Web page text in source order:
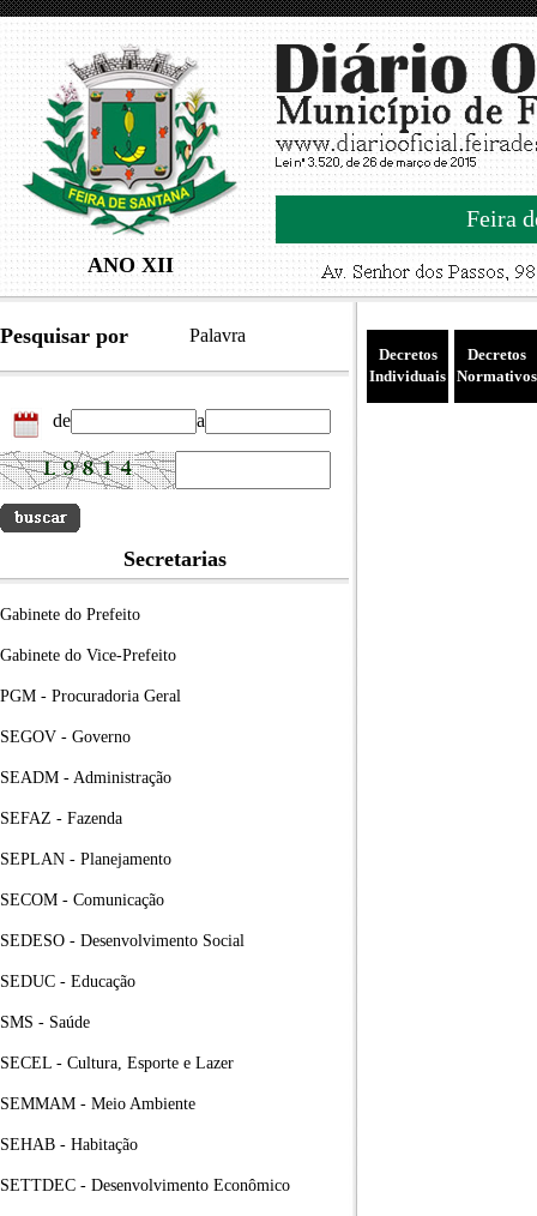
ANO XII
Feira
Pesquisar por Palavra
de a
Secretarias
Gabinete do Prefeito
Gabinete do Vice-Prefeito
PGM - Procuradoria Geral
SEGOV - Governo
SEADM - Administração
SEFAZ - Fazenda
SEPLAN - Planejamento
SECOM - Comunicação
SEDESO - Desenvolvimento Social
SEDUC - Educação
SMS - Saúde
SECEL - Cultura, Esporte e Lazer
SEMMAM - Meio Ambiente
SEHAB - Habitação
SETTDEC - Desenvolvimento Econômico
Decretos
Individuais
Decretos
Normativos